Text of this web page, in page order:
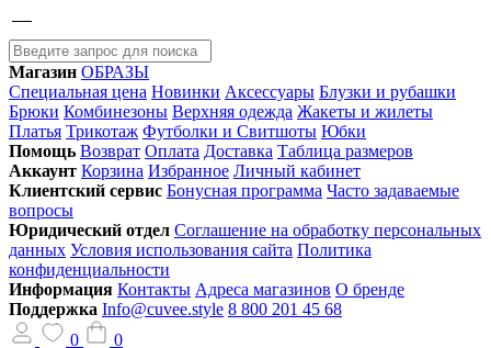
Магазин ОБРАЗЫ
Специальная цена Новинки Аксессуары Блузки и рубашки
Брюки Комбинезоны Верхняя одежда Жакеты и жилеты
Платья Трикотаж Футболки и Свитшоты Юбки
Помощь Возврат Оплата Доставка Таблица размеров
Аккаунт Корзина Избранное Личный кабинет
Клиентский сервис Бонусная программа Часто задаваемые
вопросы
Юридический отдел Соглашение на обработку персональных
данных Условия использования сайта Политика
конфиденциальности
Информация Контакты Адреса магазинов О бренде
Поддержка Info@cuvee.style 8 800 201 45 68
0
0